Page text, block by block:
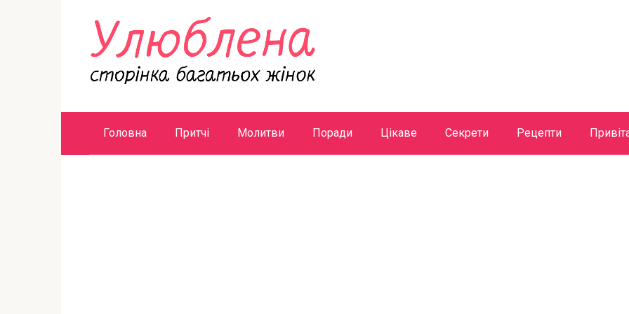
Головна Притчі Молитви Поради Цікаве Секрети Рецепти